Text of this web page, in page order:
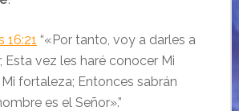
16:21 “«Por tanto, voy a darles a
Esta vez les haré conocer Mi
fortaleza; Entonces sabrán
es el Señor».”